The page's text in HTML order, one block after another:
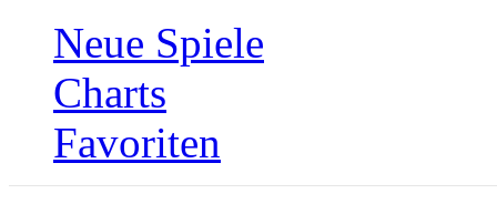
Neue Spiele
Charts
Favoriten